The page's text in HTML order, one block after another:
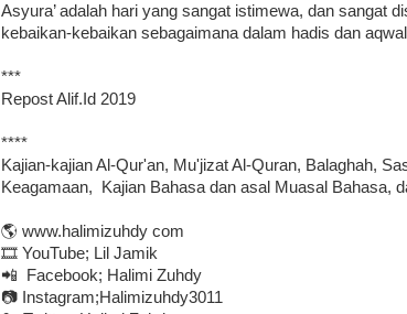
Asyura’ adalah hari yang sangat istimewa, dan sangat
kebaikan-kebaikan sebagaimana dalam hadis dan
***
Repost Alif.Id 2019
****
Kajian-kajian Al-Qur'an, Mu'jizat Al-Quran, Balaghah,
Keagamaan, Kajian Bahasa dan asal Muasal Bahasa,
🌎 www.halimizuhdy com
🎞️ YouTube; Lil Jamik
📲 Facebook; Halimi Zuhdy
📷 Instagram;Halimizuhdy3011